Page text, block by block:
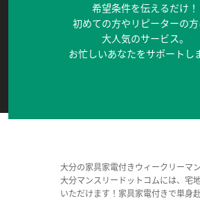
希望条件を伝えるだけ！
初めての方やリピーターの
大人気のサービス。
お忙しいあなたをサポートし
大分の家具家電付きウィークリーマ
大分マンスリードットコムには、宅
いただけます！家具家電付きで単身